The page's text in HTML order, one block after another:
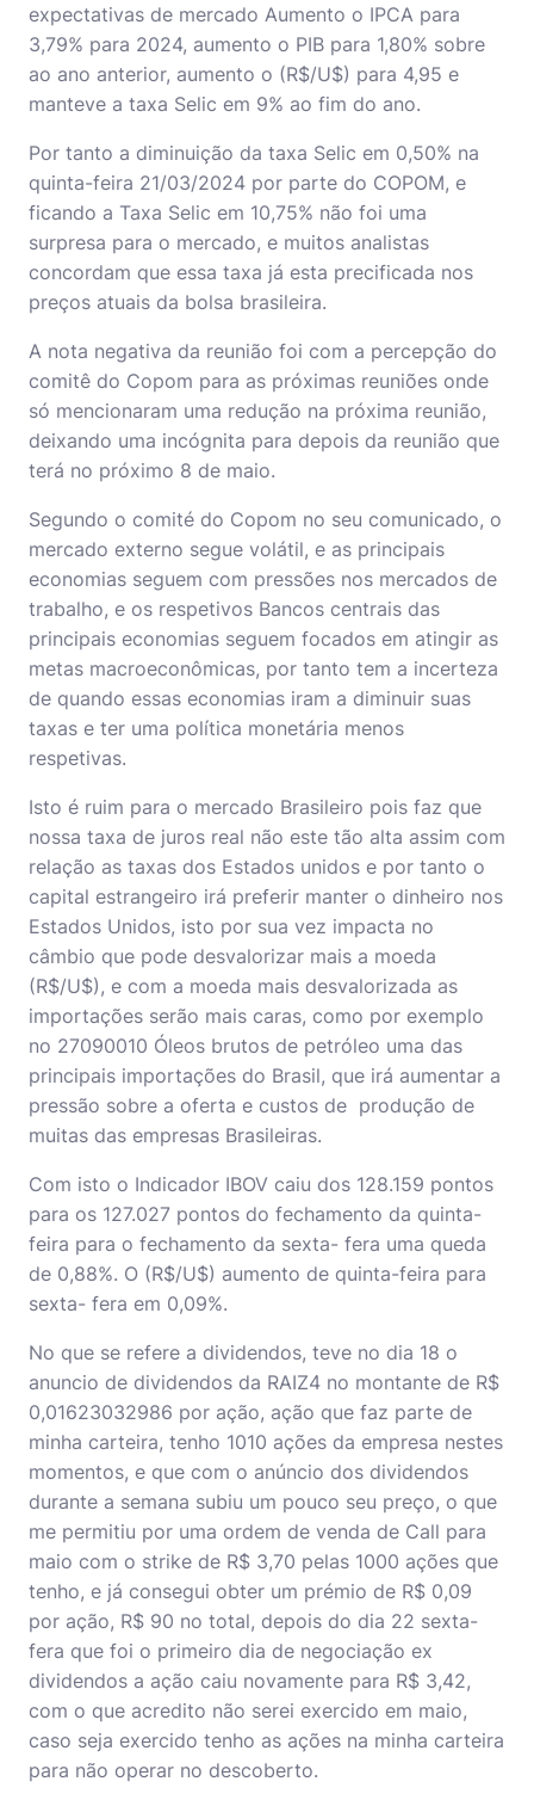
expectativas de mercado Aumento o IPCA para
3,79% para 2024, aumento o PIB para 1,80% sobre
ao ano anterior, aumento o (R$/U$) para 4,95 e
manteve a taxa Selic em 9% ao fim do ano.
Por tanto a diminuição da taxa Selic em 0,50% na
quinta-feira 21/03/2024 por parte do COPOM, e
ficando a Taxa Selic em 10,75% não foi uma
surpresa para o mercado, e muitos analistas
concordam que essa taxa já esta precificada nos
preços atuais da bolsa brasileira.
A nota negativa da reunião foi com a percepção do
comitê do Copom para as próximas reuniões onde
só mencionaram uma redução na próxima reunião,
deixando uma incógnita para depois da reunião que
terá no próximo 8 de maio.
Segundo o comité do Copom no seu comunicado, o
mercado externo segue volátil, e as principais
economias seguem com pressões nos mercados de
trabalho, e os respetivos Bancos centrais das
principais economias seguem focados em atingir as
metas macroeconômicas, por tanto tem a incerteza
de quando essas economias iram a diminuir suas
taxas e ter uma política monetária menos
respetivas.
Isto é ruim para o mercado Brasileiro pois faz que
nossa taxa de juros real não este tão alta assim com
relação as taxas dos Estados unidos e por tanto o
capital estrangeiro irá preferir manter o dinheiro nos
Estados Unidos, isto por sua vez impacta no
câmbio que pode desvalorizar mais a moeda
(R$/U$), e com a moeda mais desvalorizada as
importações serão mais caras, como por exemplo
no 27090010 Óleos brutos de petróleo uma das
principais importações do Brasil, que irá aumentar a
pressão sobre a oferta e custos de produção de
muitas das empresas Brasileiras.
Com isto o Indicador IBOV caiu dos 128.159 pontos
para os 127.027 pontos do fechamento da quinta-
feira para o fechamento da sexta- fera uma queda
de 0,88%. O (R$/U$) aumento de quinta-feira para
sexta- fera em 0,09%.
No que se refere a dividendos, teve no dia 18 o
anuncio de dividendos da RAIZ4 no montante de R$
0,01623032986 por ação, ação que faz parte de
minha carteira, tenho 1010 ações da empresa nestes
momentos, e que com o anúncio dos dividendos
durante a semana subiu um pouco seu preço, o que
me permitiu por uma ordem de venda de Call para
maio com o strike de R$ 3,70 pelas 1000 ações que
tenho, e já consegui obter um prémio de R$ 0,09
por ação, R$ 90 no total, depois do dia 22 sexta-
fera que foi o primeiro dia de negociação ex
dividendos a ação caiu novamente para R$ 3,42,
com o que acredito não serei exercido em maio,
caso seja exercido tenho as ações na minha carteira
para não operar no descoberto.